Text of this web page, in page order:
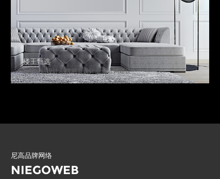
楼王甄选
品牌网站设计.品牌网页设计.企业官网建设
尼高品牌网络
NIEGOWEB